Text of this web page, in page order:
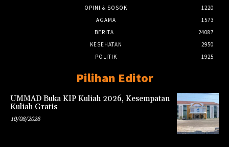
OPINI & SOSOK
1220
AGAMA
1573
BERITA
24087
KESEHATAN
2950
POLITIK
1925
Pilihan Editor
UMMAD Buka KIP Kuliah 2026, Kesempatan
Kuliah Gratis
10/08/2026